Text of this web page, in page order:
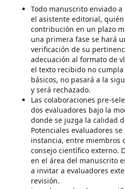
Todo manuscrito enviado
el asistente editorial,
contribución en un plazo
una primera fase se hará
verificación de su
adecuación al formato de
el texto recibido no cumpla
básicos, no pasará a la
y será rechazado.
Las colaboraciones pre-
dos evaluadores bajo la
donde se juzga la calidad
Potenciales evaluadores
instancia, entre miembros
consejo científico externo.
en el área del manuscrito
a invitar a evaluadores
revisión.